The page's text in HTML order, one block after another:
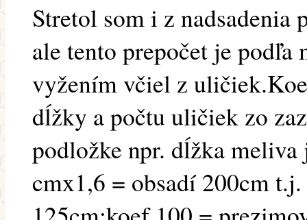
Stretol som i z
ale tento prepočet je podľa
vyžením včiel z
dĺžky a počtu uličiek zo
podložke npr. dĺžka
cmx1,6 = obsadí 200cm